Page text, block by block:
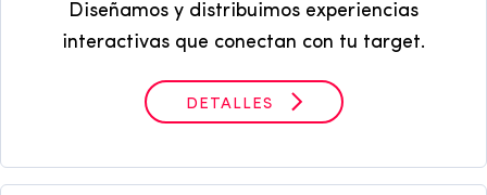
Diseñamos y distribuimos experiencias
interactivas que conectan con tu target.
DETALLES